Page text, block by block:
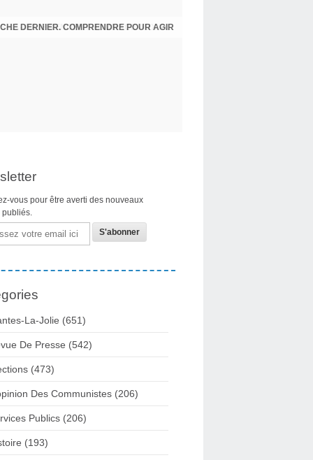
DERNIER. COMPRENDRE POUR AGIR
vous pour être averti des nouveaux
publiés.
La-Jolie (651)
De Presse (542)
(473)
Des Communistes (206)
Publics (206)
(193)